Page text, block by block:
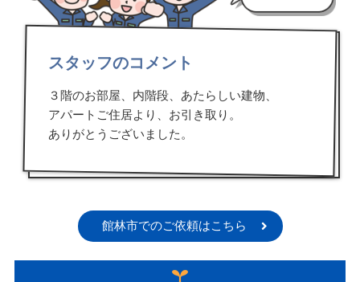
スタッフのコメント
３階のお部屋、内階段、あたらしい建物、
アパートご住居より、お引き取り。
ありがとうございました。
館林市でのご依頼はこちら